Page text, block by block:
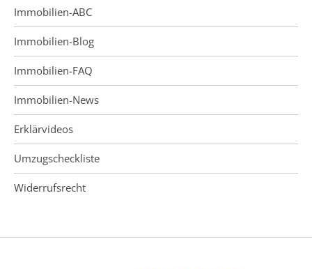
Immobilien-ABC
Immobilien-Blog
Immobilien-FAQ
Immobilien-News
Erklärvideos
Umzugscheckliste
Widerrufsrecht